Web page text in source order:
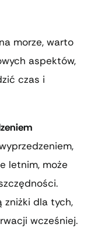
morze, warto
aspektów,
czas i
letnim, może
zniżki dla tych,
wcześniej.